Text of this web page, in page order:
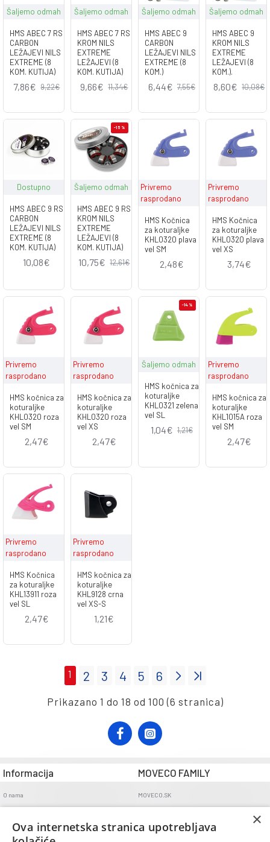
Šaljemo odmah
HMS ABEC 7 RS
CARBON
LEŽAJEVI NILS
EXTREME (8
KOM. KUTIJA)
7,86€ 9,22€
Šaljemo odmah
HMS ABEC 7 RS
KROM NILS
EXTREME
LEŽAJEVI (8
KOM. KUTIJA)
9,66€ 11,34€
Šaljemo odmah
HMS ABEC 9
CARBON
LEŽAJEVI NILS
EXTREME (8
KOM.)
6,44€ 7,55€
Šaljemo odmah
HMS ABEC 9
KROM NILS
EXTREME
LEŽAJEVI (8
KOM.).
8,60€ 10,08€
Dostupno
HMS ABEC 9 RS
CARBON
LEŽAJEVI NILS
EXTREME (8
KOM. KUTIJA)
10,08€
-15 %
Šaljemo odmah
HMS ABEC 9 RS
KROM NILS
EXTREME
LEŽAJEVI (8
KOM. KUTIJA)
10,75€ 12,61€
Privremo
rasprodano
HMS Kočnica
za koturaljke
KHL0320 plava
vel SM
2,48€
Privremo
rasprodano
HMS Kočnica
za koturaljke
KHL0320 plava
vel XS
3,74€
Privremo
rasprodano
HMS kočnica za
koturaljke
KHL0320 roza
vel SM
2,47€
Privremo
rasprodano
HMS kočnica za
koturaljke
KHL0320 roza
vel XS
2,47€
-14 %
Šaljemo odmah
HMS kočnica za
koturaljke
KHL0321 zelena
vel SL
1,04€ 1,21€
Privremo
rasprodano
HMS kočnica za
koturaljke
KHL1015A roza
vel SM
2,47€
Privremo
rasprodano
HMS Kočnica
za koturaljke
KHL13911 roza
vel SL
2,47€
Privremo
rasprodano
HMS kočnica za
koturaljke
KHL9128 crna
vel XS-S
1,21€
1 2 3 4 5 6
Prikazano 1 do 18 od 100 (6 stranica)
Informacija
O nama
Uvjeti dostave
MOVECO FAMILY
MOVECO.SK
×
Ova internetska stranica upotrebljava